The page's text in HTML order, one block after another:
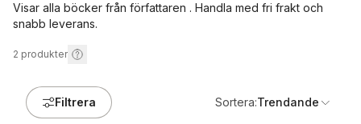
Visar alla böcker från författaren . Handla med fri frakt och
snabb leverans.
2 produkter
Filtrera Sortera:Trendande